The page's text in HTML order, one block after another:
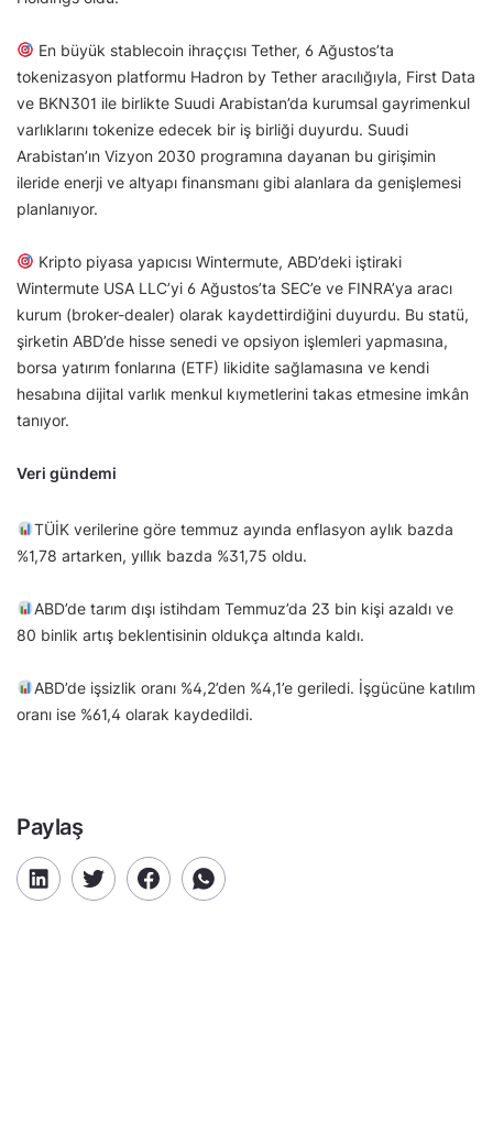
En büyük stablecoin ihraççısı Tether, 6 Ağustos’ta
tokenizasyon platformu Hadron by Tether aracılığıyla, First Data
ve BKN301 ile birlikte Suudi Arabistan’da kurumsal gayrimenkul
varlıklarını tokenize edecek bir iş birliği duyurdu. Suudi
Arabistan’ın Vizyon 2030 programına dayanan bu girişimin
ileride enerji ve altyapı finansmanı gibi alanlara da genişlemesi
planlanıyor.
Kripto piyasa yapıcısı Wintermute, ABD’deki iştiraki
Wintermute USA LLC’yi 6 Ağustos’ta SEC’e ve FINRA’ya aracı
kurum (broker-dealer) olarak kaydettirdiğini duyurdu. Bu statü,
şirketin ABD’de hisse senedi ve opsiyon işlemleri yapmasına,
borsa yatırım fonlarına (ETF) likidite sağlamasına ve kendi
hesabına dijital varlık menkul kıymetlerini takas etmesine imkân
tanıyor.
Veri gündemi
TÜİK verilerine göre temmuz ayında enflasyon aylık bazda
%1,78 artarken, yıllık bazda %31,75 oldu.
ABD’de tarım dışı istihdam Temmuz’da 23 bin kişi azaldı ve
80 binlik artış beklentisinin oldukça altında kaldı.
ABD’de işsizlik oranı %4,2’den %4,1’e geriledi. İşgücüne katılım
oranı ise %61,4 olarak kaydedildi.
Paylaş